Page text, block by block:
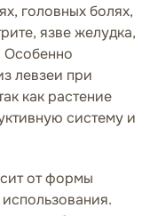
головных болях,
язве желудка,
Особенно
левзеи при
как растение
систему и
от формы